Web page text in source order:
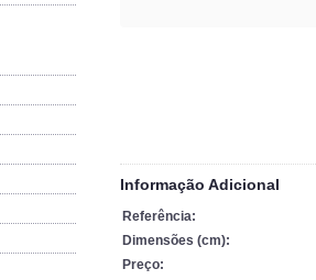
Informação Adicional
Referência:
Dimensões (cm):
Preço: